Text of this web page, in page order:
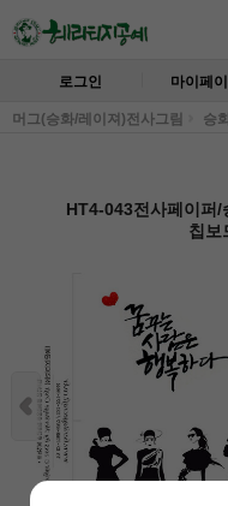
로그인 마이페
머그(승화/레이져)전사그림 승
HT4-043전사페이퍼
칩보